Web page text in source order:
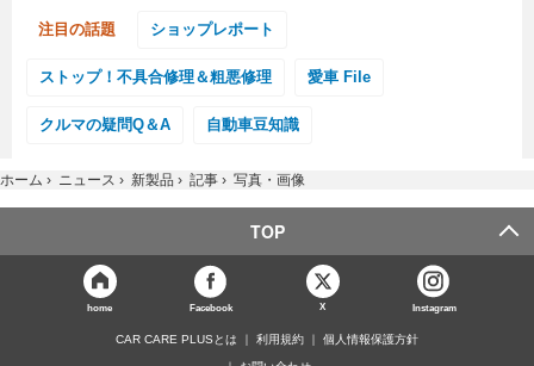
注目の話題 ショップレポート
ストップ！不具合修理＆粗悪修理 愛車 File
クルマの疑問Q＆A 自動車豆知識
ホーム › ニュース › 新製品 › 記事 › 写真・画像
TOP
home Facebook X Instagram
CAR CARE PLUSとは 利用規約 個人情報保護方針